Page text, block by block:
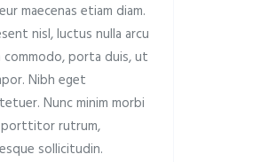
maecenas etiam diam.
nisl, luctus nulla arcu
commodo, porta duis, ut
Nibh eget
Nunc minim morbi
rutrum,
sollicitudin.